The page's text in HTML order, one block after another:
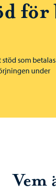
för
som
under
Vem